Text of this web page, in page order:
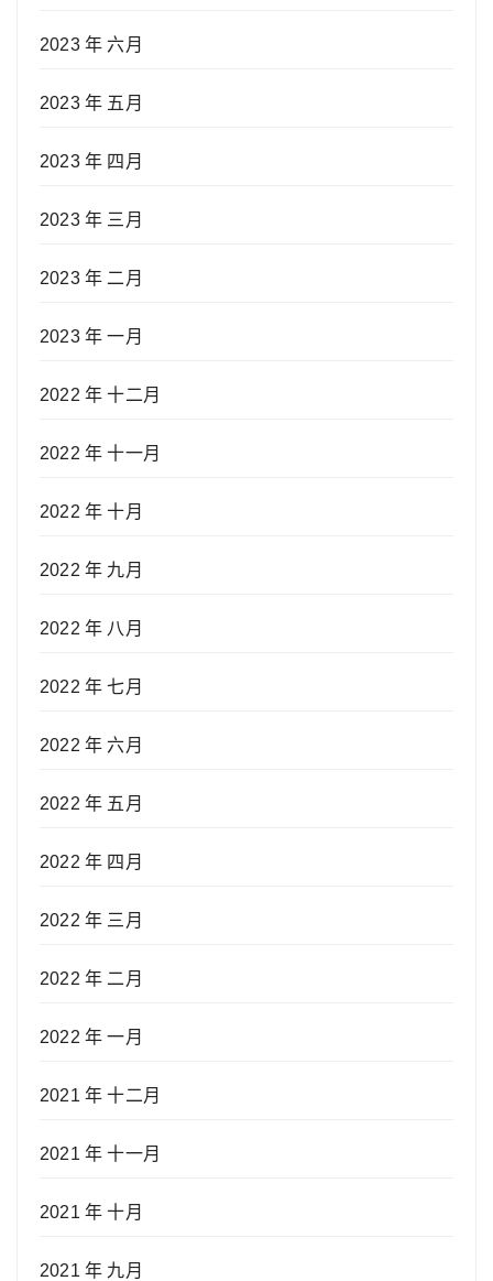
2023 年 六月
2023 年 五月
2023 年 四月
2023 年 三月
2023 年 二月
2023 年 一月
2022 年 十二月
2022 年 十一月
2022 年 十月
2022 年 九月
2022 年 八月
2022 年 七月
2022 年 六月
2022 年 五月
2022 年 四月
2022 年 三月
2022 年 二月
2022 年 一月
2021 年 十二月
2021 年 十一月
2021 年 十月
2021 年 九月